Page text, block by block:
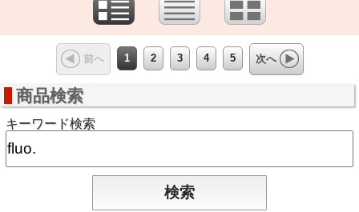
前へ 1 2 3 4 5 次へ
商品検索
キーワード検索